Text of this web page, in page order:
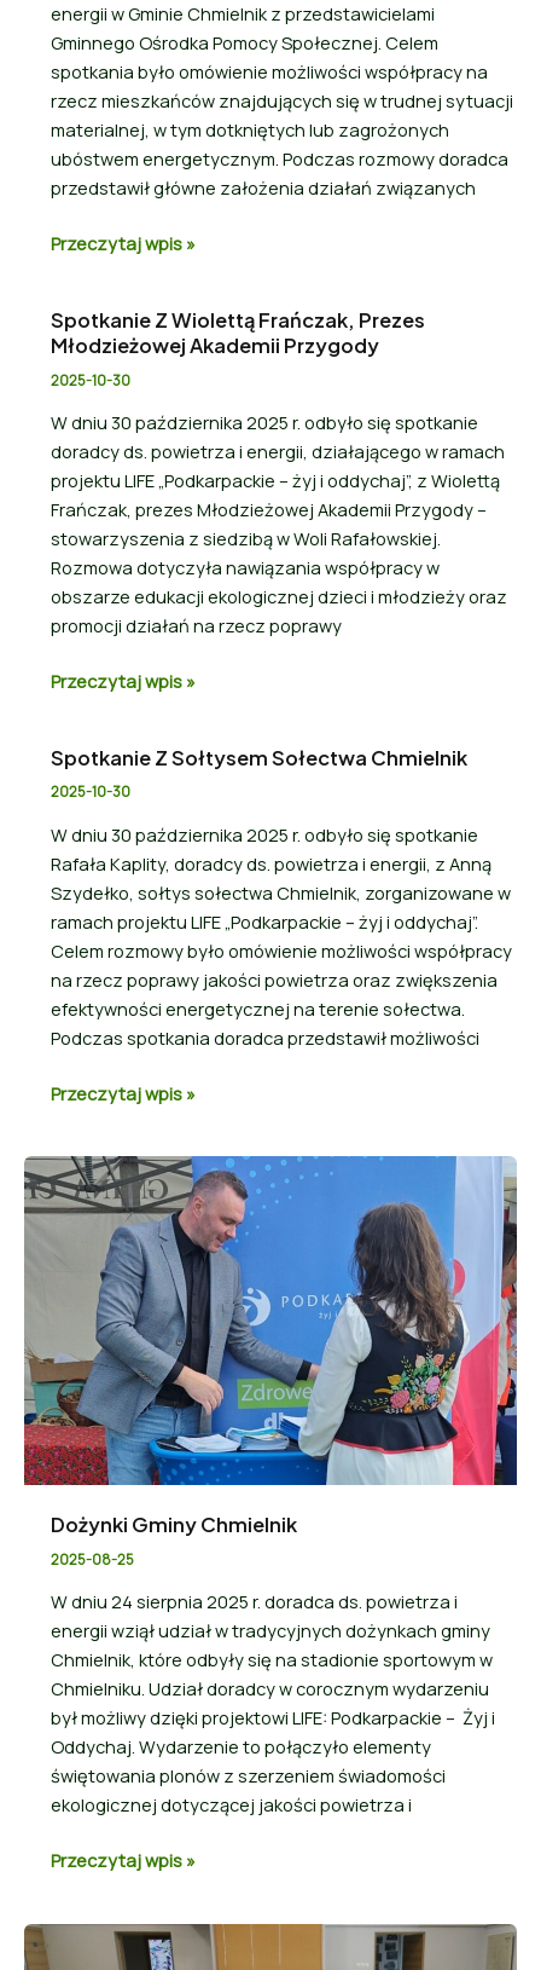
energii w Gminie Chmielnik z przedstawicielami
Gminnego Ośrodka Pomocy Społecznej. Celem
spotkania było omówienie możliwości współpracy na
rzecz mieszkańców znajdujących się w trudnej sytuacji
materialnej, w tym dotkniętych lub zagrożonych
ubóstwem energetycznym. Podczas rozmowy doradca
przedstawił główne założenia działań związanych
Przeczytaj wpis »
Spotkanie Z Wiolettą Frańczak, Prezes
Młodzieżowej Akademii Przygody
2025-10-30
W dniu 30 października 2025 r. odbyło się spotkanie
doradcy ds. powietrza i energii, działającego w ramach
projektu LIFE „Podkarpackie – żyj i oddychaj”, z Wiolettą
Frańczak, prezes Młodzieżowej Akademii Przygody –
stowarzyszenia z siedzibą w Woli Rafałowskiej.
Rozmowa dotyczyła nawiązania współpracy w
obszarze edukacji ekologicznej dzieci i młodzieży oraz
promocji działań na rzecz poprawy
Przeczytaj wpis »
Spotkanie Z Sołtysem Sołectwa Chmielnik
2025-10-30
W dniu 30 października 2025 r. odbyło się spotkanie
Rafała Kaplity, doradcy ds. powietrza i energii, z Anną
Szydełko, sołtys sołectwa Chmielnik, zorganizowane w
ramach projektu LIFE „Podkarpackie – żyj i oddychaj”.
Celem rozmowy było omówienie możliwości współpracy
na rzecz poprawy jakości powietrza oraz zwiększenia
efektywności energetycznej na terenie sołectwa.
Podczas spotkania doradca przedstawił możliwości
Przeczytaj wpis »
Dożynki Gminy Chmielnik
2025-08-25
W dniu 24 sierpnia 2025 r. doradca ds. powietrza i
energii wziął udział w tradycyjnych dożynkach gminy
Chmielnik, które odbyły się na stadionie sportowym w
Chmielniku. Udział doradcy w corocznym wydarzeniu
był możliwy dzięki projektowi LIFE: Podkarpackie – Żyj i
Oddychaj. Wydarzenie to połączyło elementy
świętowania plonów z szerzeniem świadomości
ekologicznej dotyczącej jakości powietrza i
Przeczytaj wpis »